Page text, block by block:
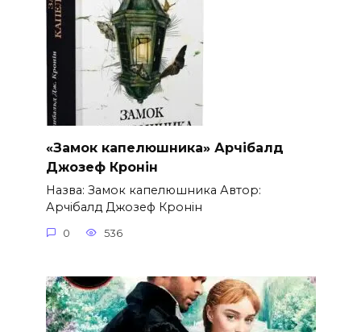
«Замок капелюшника» Арчібалд
Джозеф Кронін
Назва: Замок капелюшника Автор:
Арчібалд Джозеф Кронін
0 536